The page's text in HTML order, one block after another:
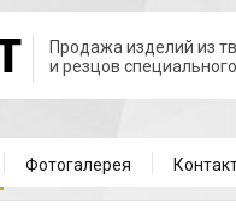
Продажа изделий из
и резцов
Фотогалерея